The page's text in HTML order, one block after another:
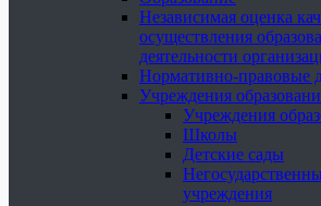
Независимая оценка
осуществления
деятельности
Нормативно-правовые
Учреждения
Учреждения
Школы
Детские сады
учреждения